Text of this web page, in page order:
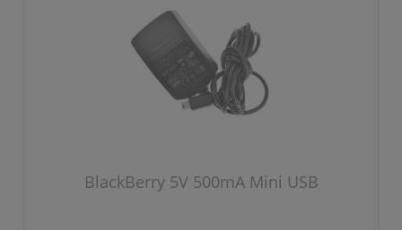
BlackBerry 5V 500mA Mini USB